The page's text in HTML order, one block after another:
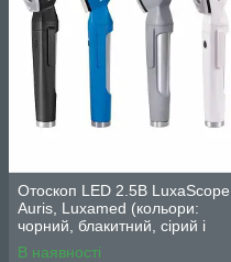
Отоскоп LED 2.5В LuxaScope
Auris, Luxamed (кольори:
чорний, блакитний, сірий і
білий)
В наявності